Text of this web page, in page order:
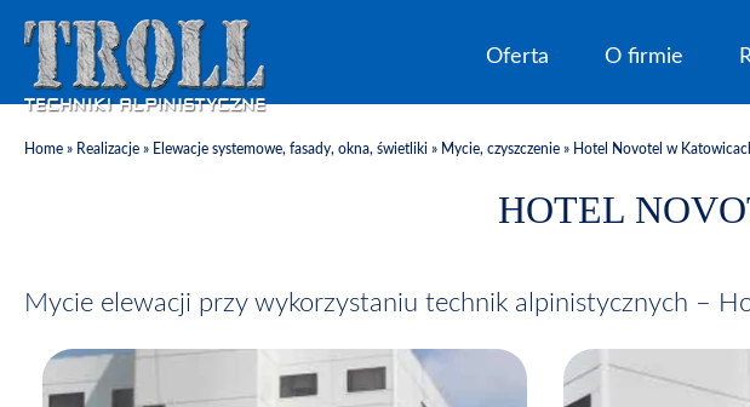
Oferta O firmie
Home » Realizacje » Elewacje systemowe, fasady, okna, świetliki » Mycie, czyszczenie » Hotel Novotel w
HOTEL
Mycie elewacji przy wykorzystaniu technik alpinistycznych –